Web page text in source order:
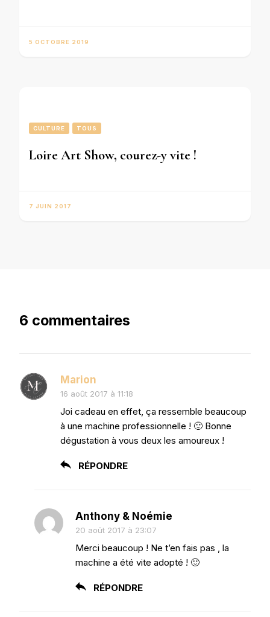
5 OCTOBRE 2019
CULTURE TOUS
Loire Art Show, courez-y vite !
7 JUIN 2017
6 commentaires
Marion
16 août 2017 à 11:18
Joi cadeau en effet, ça ressemble beaucoup
à une machine professionnelle ! 🙂 Bonne
dégustation à vous deux les amoureux !
RÉPONDRE
Anthony & Noémie
20 août 2017 à 23:07
Merci beaucoup ! Ne t’en fais pas , la
machine a été vite adopté ! 🙂
RÉPONDRE